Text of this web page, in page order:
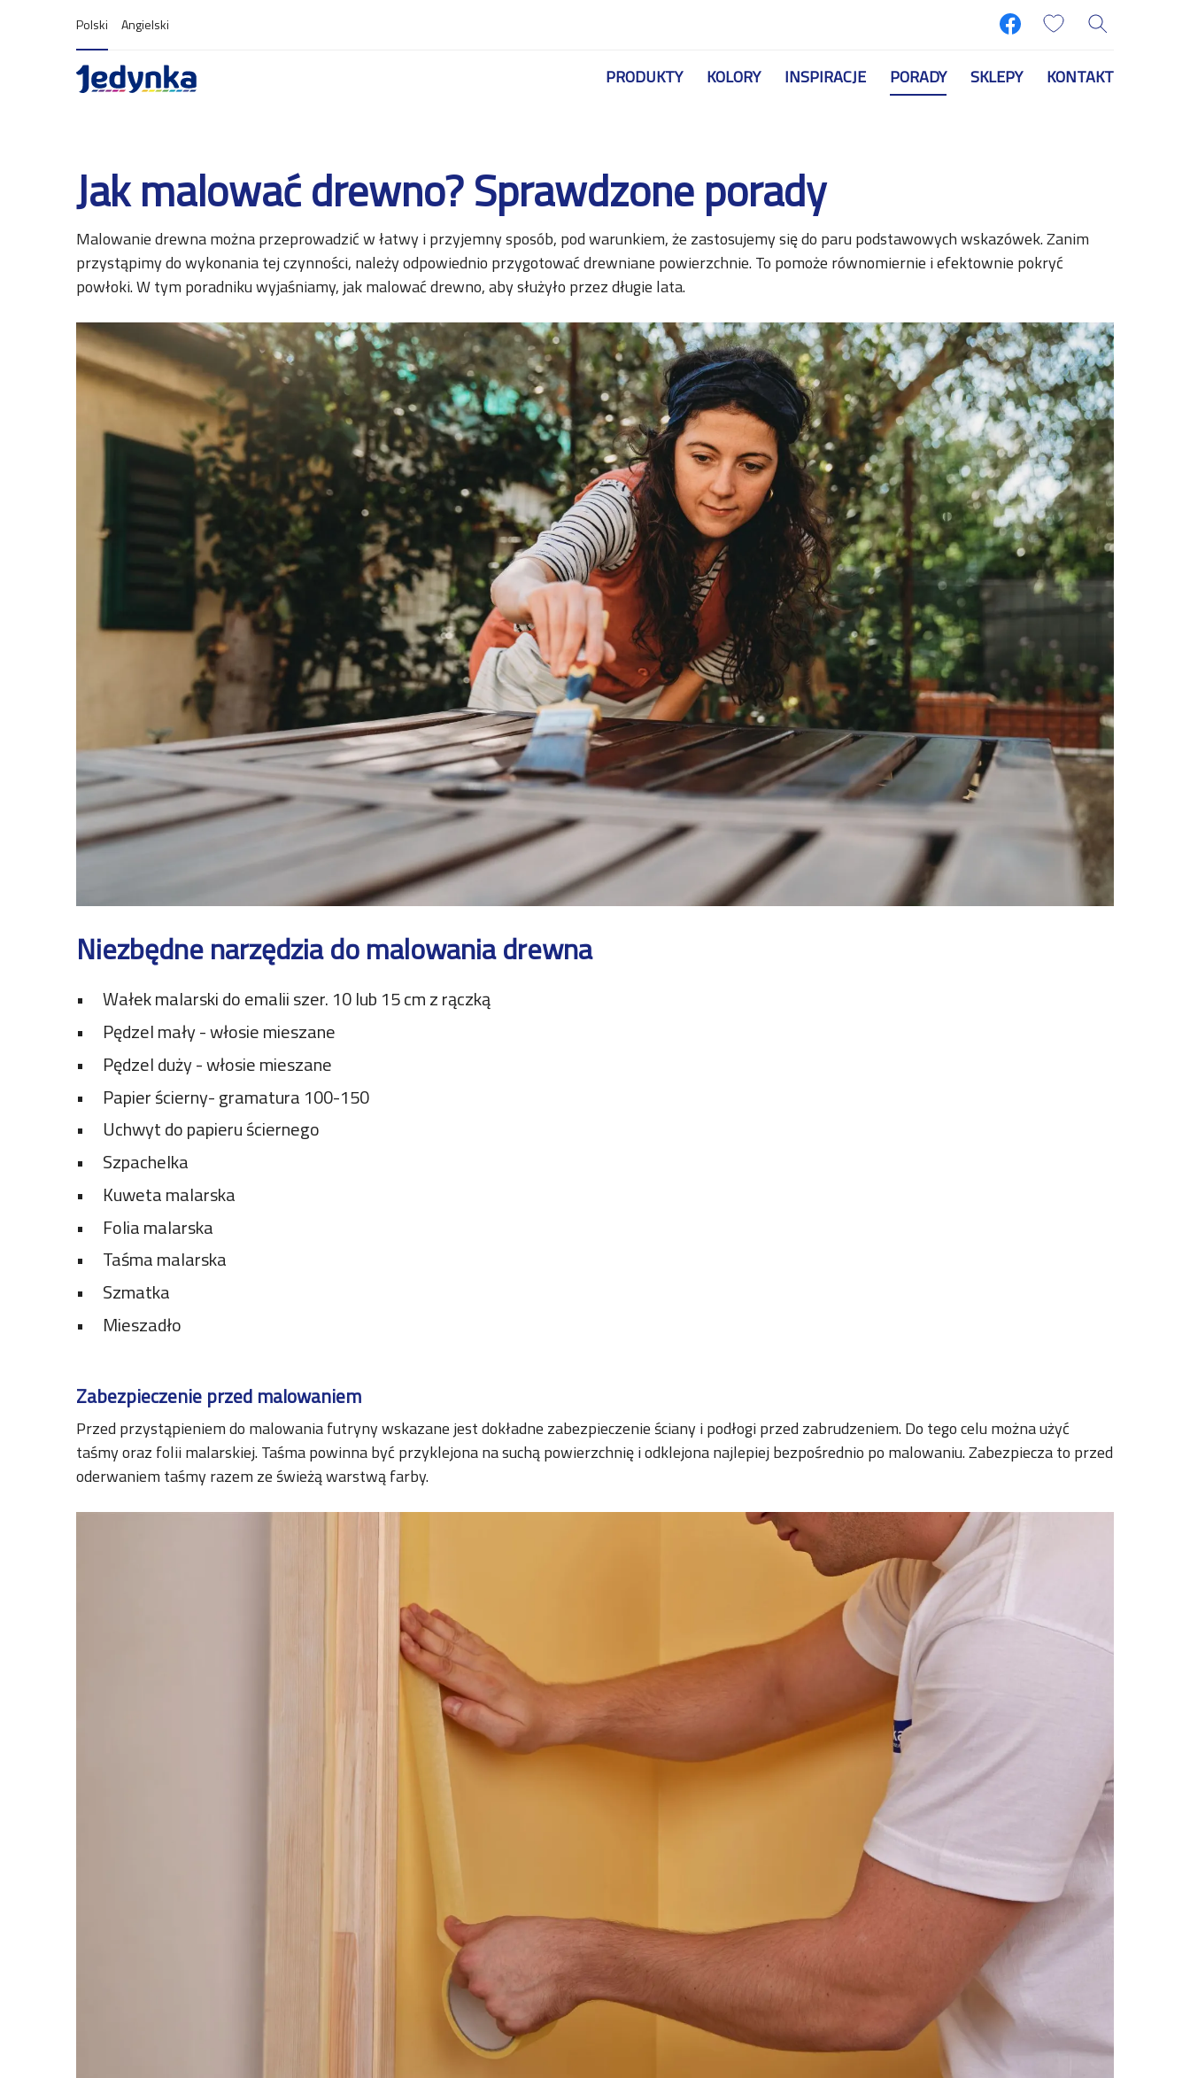
Polski Angielski
PRODUKTY KOLORY INSPIRACJE PORADY SKLEPY KONTAKT
Jak malować drewno? Sprawdzone porady
Malowanie drewna można przeprowadzić w łatwy i przyjemny sposób, pod warunkiem, że zastosujemy się do paru podstawowych wskazówek. Zanim
przystąpimy do wykonania tej czynności, należy odpowiednio przygotować drewniane powierzchnie. To pomoże równomiernie i efektownie pokryć
powłoki. W tym poradniku wyjaśniamy, jak malować drewno, aby służyło przez długie lata.
Niezbędne narzędzia do malowania drewna
Wałek malarski do emalii szer. 10 lub 15 cm z rączką
Pędzel mały - włosie mieszane
Pędzel duży - włosie mieszane
Papier ścierny- gramatura 100-150
Uchwyt do papieru ściernego
Szpachelka
Kuweta malarska
Folia malarska
Taśma malarska
Szmatka
Mieszadło
Zabezpieczenie przed malowaniem
Przed przystąpieniem do malowania futryny wskazane jest dokładne zabezpieczenie ściany i podłogi przed zabrudzeniem. Do tego celu można użyć
taśmy oraz folii malarskiej. Taśma powinna być przyklejona na suchą powierzchnię i odklejona najlepiej bezpośrednio po malowaniu. Zabezpiecza to przed
oderwaniem taśmy razem ze świeżą warstwą farby.